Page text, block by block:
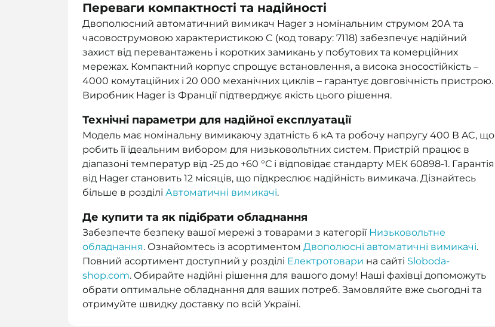
Переваги компактності та надійності
Двополюсний автоматичний вимикач Hager з номінальним струмом 20А та
часовострумовою характеристикою C (код товару: 7118) забезпечує надійний
захист від перевантажень і коротких замикань у побутових та комерційних
мережах. Компактний корпус спрощує встановлення, а висока зносостійкість –
4000 комутаційних і 20 000 механічних циклів – гарантує довговічність пристрою.
Виробник Hager із Франції підтверджує якість цього рішення.
Технічні параметри для надійної експлуатації
Модель має номінальну вимикаючу здатність 6 кА та робочу напругу 400 В AC, що
робить її ідеальним вибором для низьковольтних систем. Пристрій працює в
діапазоні температур від -25 до +60 °С і відповідає стандарту МЕК 60898-1. Гарантія
від Hager становить 12 місяців, що підкреслює надійність вимикача. Дізнайтесь
більше в розділі Автоматичні вимикачі.
Де купити та як підібрати обладнання
Забезпечте безпеку вашої мережі з товарами з категорії Низьковольтне
обладнання. Ознайомтесь із асортиментом Двополюсні автоматичні вимикачі.
Повний асортимент доступний у розділі Електротовари на сайті Sloboda-
shop.com. Обирайте надійні рішення для вашого дому! Наші фахівці допоможуть
обрати оптимальне обладнання для ваших потреб. Замовляйте вже сьогодні та
отримуйте швидку доставку по всій Україні.